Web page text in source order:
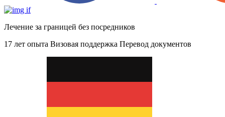
Лечение за границей без посредников
17 лет опыта Визовая поддержка Перевод документов